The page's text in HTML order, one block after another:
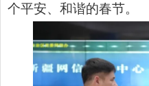
个平安、和谐的春节。